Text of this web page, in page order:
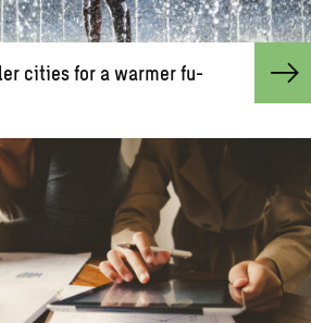
cities for a warmer fu­